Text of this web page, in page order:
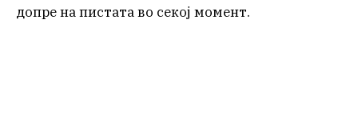
допре на пистата во секој момент.